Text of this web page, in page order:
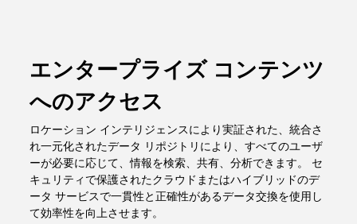
エンタープライズ コンテンツ
へのアクセス
ロケーション インテリジェンスにより実証された、統合さ
れ一元化されたデータ リポジトリにより、すべてのユーザ
ーが必要に応じて、情報を検索、共有、分析できます。 セ
キュリティで保護されたクラウドまたはハイブリッドのデ
ータ サービスで一貫性と正確性があるデータ交換を使用し
て効率性を向上させます。